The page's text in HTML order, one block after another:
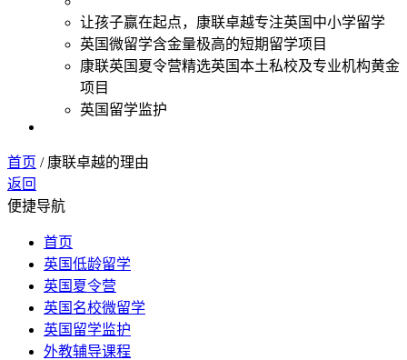
让孩子赢在起点，康联卓越专注英国中小学留学
英国微留学含金量极高的短期留学项目
康联英国夏令营精选英国本土私校及专业机构黄金
项目
英国留学监护
首页 / 康联卓越的理由
返回
便捷导航
首页
英国低龄留学
英国夏令营
英国名校微留学
英国留学监护
外教辅导课程